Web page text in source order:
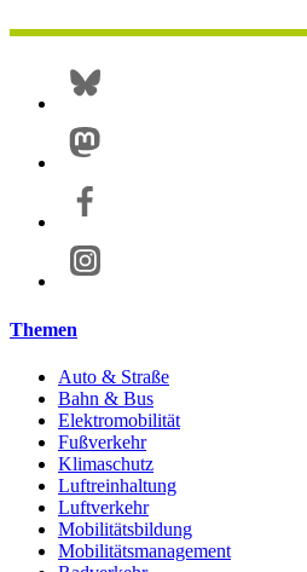
Themen
Auto & Straße
Bahn & Bus
Elektromobilität
Fußverkehr
Klimaschutz
Luftreinhaltung
Luftverkehr
Mobilitätsbildung
Mobilitätsmanagement